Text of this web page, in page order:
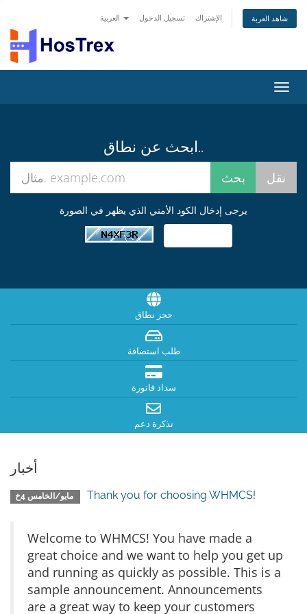
تسجيل الدخول الإشتراك شاهد العربة
تبديل
التنقل
ابحث عن نطاق..
يرجى إدخال الكود الأمني الذي يظهر في الصورة
حجز نطاق
طلب استضافة
سداد فاتورة
تذكرة دعم
أخبار
Thank you for choosing WHMCS!
Welcome to WHMCS! You have made a
great choice and we want to help you get up
and running as quickly as possible. This is a
sample announcement. Announcements
are a great way to keep your customers